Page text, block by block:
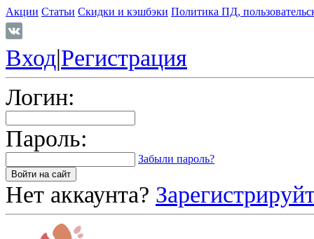
Акции Статьи Скидки и кэшбэки Политика ПД,
Вход|Регистрация
Логин:
Пароль:
Забыли пароль?
Нет аккаунта?